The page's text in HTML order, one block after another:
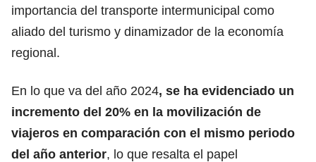
importancia del transporte intermunicipal como
aliado del turismo y dinamizador de la economía
regional.
En lo que va del año 2024, se ha evidenciado un
incremento del 20% en la movilización de
viajeros en comparación con el mismo periodo
del año anterior, lo que resalta el papel